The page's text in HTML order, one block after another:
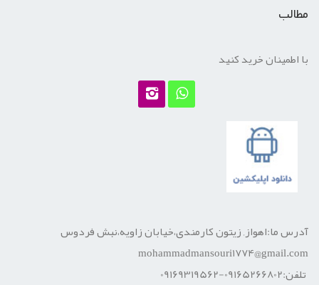
مطالب
با اطمینان خرید کنید
آدرس ما:اهواز, زیتون کارمندی،خیابان زاویه،نبش فردوس
mohammadmansouri1774@gmail.com
تلفن:09165266802-09169319562